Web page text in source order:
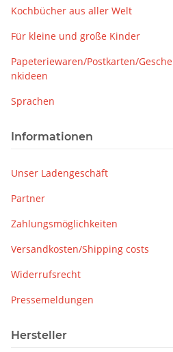
Kochbücher aus aller Welt
Für kleine und große Kinder
Papeteriewaren/Postkarten/Gesche
nkideen
Sprachen
Informationen
Unser Ladengeschäft
Partner
Zahlungsmöglichkeiten
Versandkosten/Shipping costs
Widerrufsrecht
Pressemeldungen
Hersteller